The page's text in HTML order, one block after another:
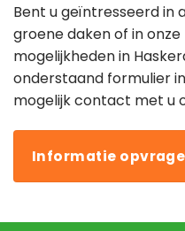
Bent u geïntresseerd in
groene daken of in
mogelijkheden in
onderstaand formulier
mogelijk contact met u
Informatie